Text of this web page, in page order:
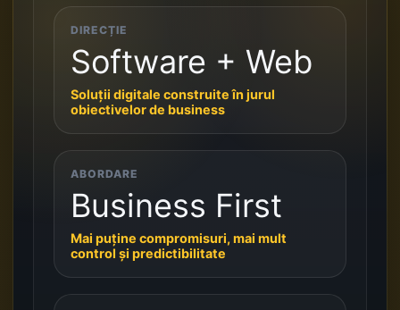
DIRECȚIE
Software + Web
Soluții digitale construite în jurul
obiectivelor de business
ABORDARE
Business First
Mai puține compromisuri, mai mult
control și predictibilitate